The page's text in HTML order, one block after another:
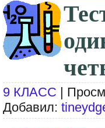
9 КЛАСС |
Добавил: